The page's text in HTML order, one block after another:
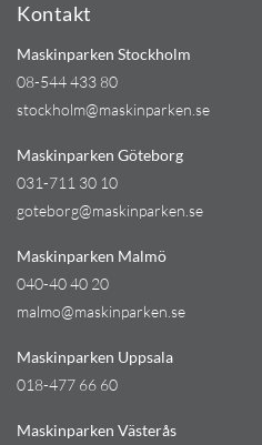
Kontakt
Maskinparken Stockholm
08-544 433 80
stockholm@maskinparken.se
Maskinparken Göteborg
031-711 30 10
goteborg@maskinparken.se
Maskinparken Malmö
040-40 40 20
malmo@maskinparken.se
Maskinparken Uppsala
018-477 66 60
Maskinparken Västerås